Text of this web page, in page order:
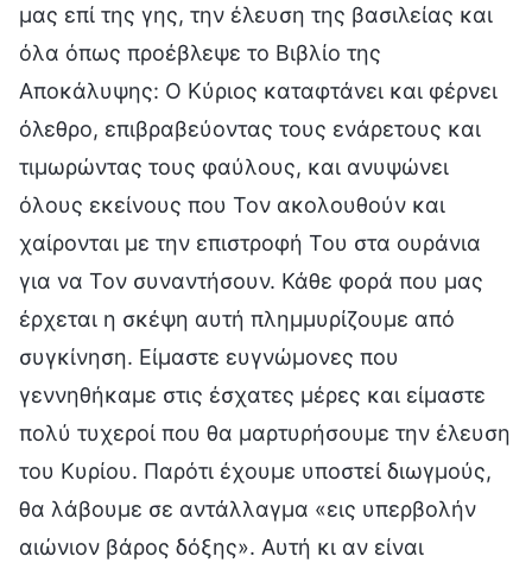
μας επί της γης, την έλευση της βασιλείας και
όλα όπως προέβλεψε το Βιβλίο της
Αποκάλυψης: Ο Κύριος καταφτάνει και φέρνει
όλεθρο, επιβραβεύοντας τους ενάρετους και
τιμωρώντας τους φαύλους, και ανυψώνει
όλους εκείνους που Τον ακολουθούν και
χαίρονται με την επιστροφή Του στα ουράνια
για να Τον συναντήσουν. Κάθε φορά που μας
έρχεται η σκέψη αυτή πλημμυρίζουμε από
συγκίνηση. Είμαστε ευγνώμονες που
γεννηθήκαμε στις έσχατες μέρες και είμαστε
πολύ τυχεροί που θα μαρτυρήσουμε την έλευση
του Κυρίου. Παρότι έχουμε υποστεί διωγμούς,
θα λάβουμε σε αντάλλαγμα «εις υπερβολήν
αιώνιον βάρος δόξης». Αυτή κι αν είναι